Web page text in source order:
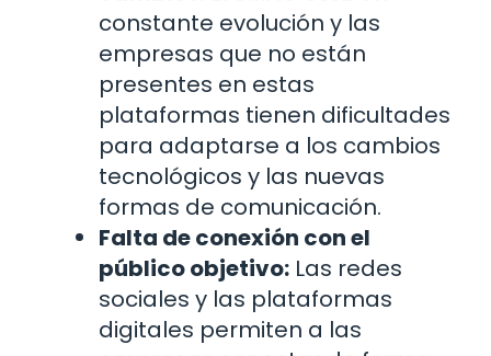
constante evolución y las
empresas que no están
presentes en estas
plataformas tienen dificultades
para adaptarse a los cambios
tecnológicos y las nuevas
formas de comunicación.
Falta de conexión con el
público objetivo: Las redes
sociales y las plataformas
digitales permiten a las